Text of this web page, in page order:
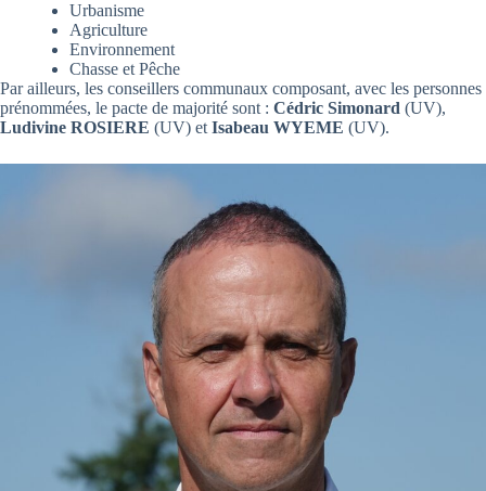
Urbanisme
Agriculture
Environnement
Chasse et Pêche
Par ailleurs, les conseillers communaux composant, avec les personnes
prénommées, le pacte de majorité sont : Cédric Simonard (UV),
Ludivine ROSIERE (UV) et Isabeau WYEME (UV).